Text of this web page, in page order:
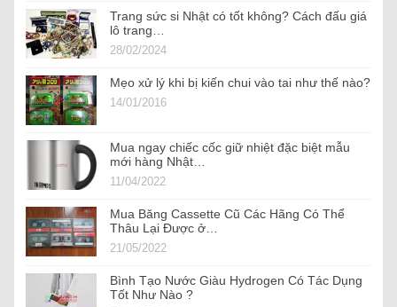
Trang sức si Nhật có tốt không? Cách đấu giá
lô trang…
28/02/2024
Mẹo xử lý khi bị kiến chui vào tai như thế nào?
14/01/2016
Mua ngay chiếc cốc giữ nhiệt đặc biệt mẫu
mới hàng Nhật…
11/04/2022
Mua Băng Cassette Cũ Các Hãng Có Thể
Thâu Lại Được ở…
21/05/2022
Bình Tạo Nước Giàu Hydrogen Có Tác Dụng
Tốt Như Nào ?